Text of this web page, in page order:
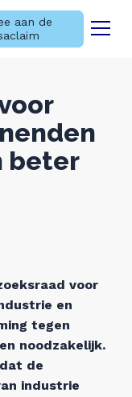
aan de
Menu
beter
voor
en
tegen
noodzakelijk.
de
industrie